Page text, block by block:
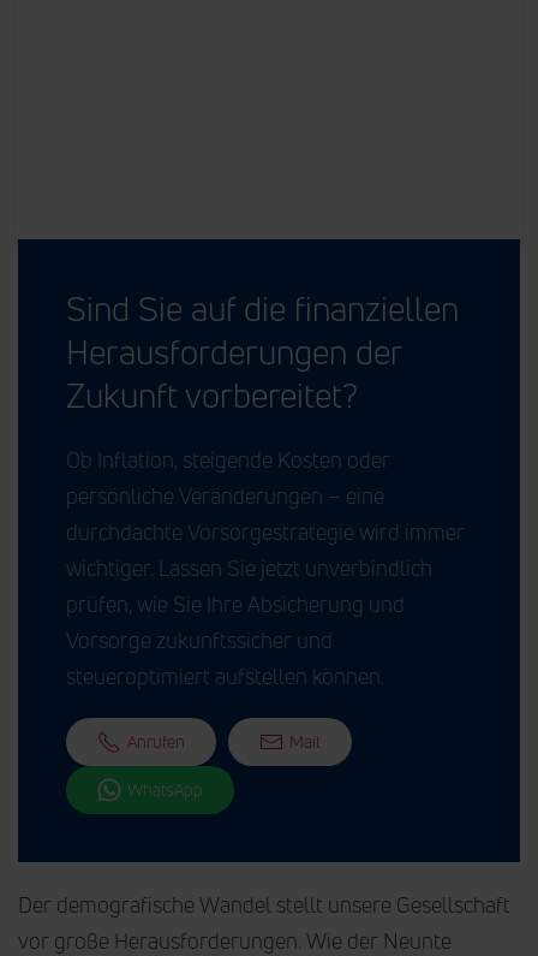
Sind Sie auf die finanziellen
Herausforderungen der
Zukunft vorbereitet?
Ob Inflation, steigende Kosten oder
persönliche Veränderungen – eine
durchdachte Vorsorgestrategie wird immer
wichtiger. Lassen Sie jetzt unverbindlich
prüfen, wie Sie Ihre Absicherung und
Vorsorge zukunftssicher und
steueroptimiert aufstellen können.
Anrufen Mail
WhatsApp
Der demografische Wandel stellt unsere Gesellschaft
vor große Herausforderungen. Wie der Neunte